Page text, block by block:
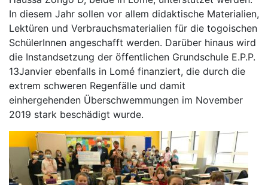
In diesem Jahr sollen vor allem didaktische Materialien,
Lektüren und Verbrauchsmaterialien für die togoischen
SchülerInnen angeschafft werden. Darüber hinaus wird
die Instandsetzung der öffentlichen Grundschule E.P.P.
13Janvier ebenfalls in Lomé finanziert, die durch die
extrem schweren Regenfälle und damit
einhergehenden Überschwemmungen im November
2019 stark beschädigt wurde.